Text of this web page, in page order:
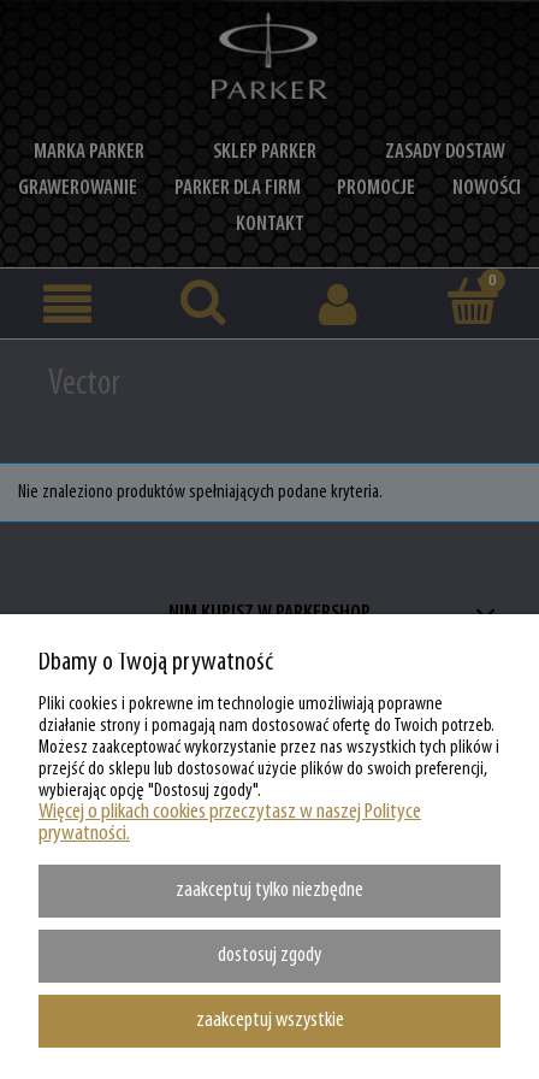
MARKA PARKER SKLEP PARKER
ZASADY DOSTAW
GRAWEROWANIE
PARKER DLA FIRM PROMOCJE
NOWOŚCI
KONTAKT
Vector
Nie znaleziono produktów spełniających podane kryteria.
NIM KUPISZ W PARKERSHOP
ZAKUPY W PARKERSHOP
MOJE KONTO W PARKERSHOP
O PARKERSHOP
Dbamy o Twoją prywatność
Pliki cookies i pokrewne im technologie umożliwiają poprawne
działanie strony i pomagają nam dostosować ofertę do Twoich potrzeb.
Możesz zaakceptować wykorzystanie przez nas wszystkich tych plików i
przejść do sklepu lub dostosować użycie plików do swoich preferencji,
wybierając opcję "Dostosuj zgody".
Więcej o plikach cookies przeczytasz w naszej Polityce
prywatności.
zaakceptuj tylko niezbędne
dostosuj zgody
zaakceptuj wszystkie